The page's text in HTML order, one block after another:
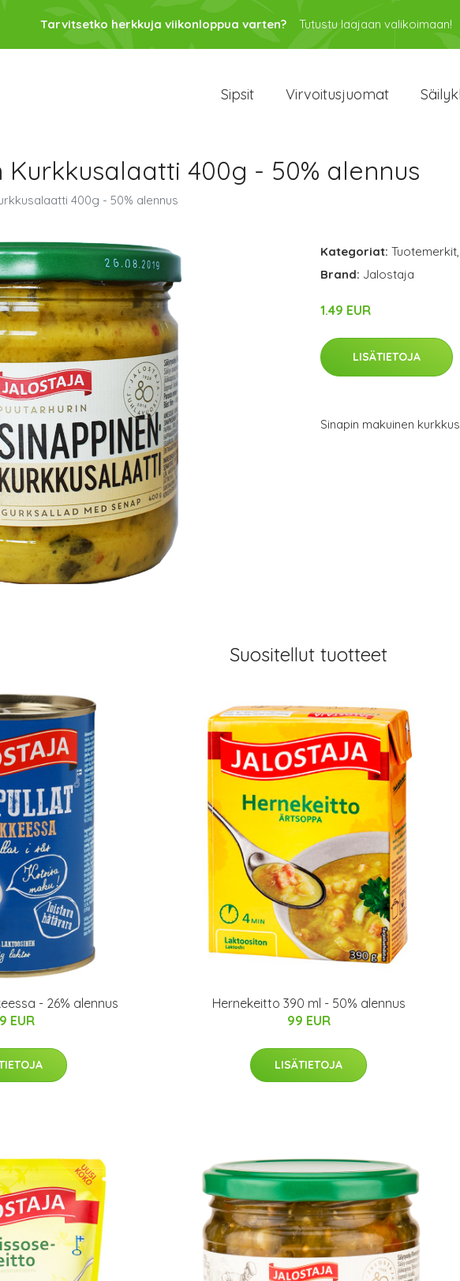
Tarvitsetko herkkuja viikonloppua varten? Tutustu laajaan valikoimaan!
Sipsit Virvoitusjuomat
Kurkkusalaatti 400g - 50% alennus
400g - 50% alennus
Kategoriat: Tuotemerkit,
Brand: Jalostaja
1.49 EUR
LISÄTIETOJA
Sinapin makuinen
Suositellut tuotteet
- 26% alennus
EUR
Hernekeitto 390 ml - 50% alennus
99 EUR
LISÄTIETOJA